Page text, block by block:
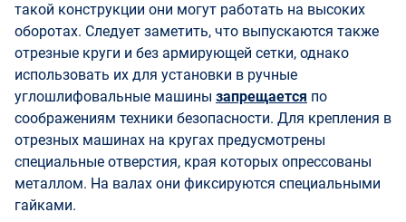
такой конструкции они могут работать на высоких
оборотах. Следует заметить, что выпускаются также
отрезные круги и без армирующей сетки, однако
использовать их для установки в ручные
углошлифовальные машины запрещается по
соображениям техники безопасности. Для крепления в
отрезных машинах на кругах предусмотрены
специальные отверстия, края которых опрессованы
металлом. На валах они фиксируются специальными
гайками.